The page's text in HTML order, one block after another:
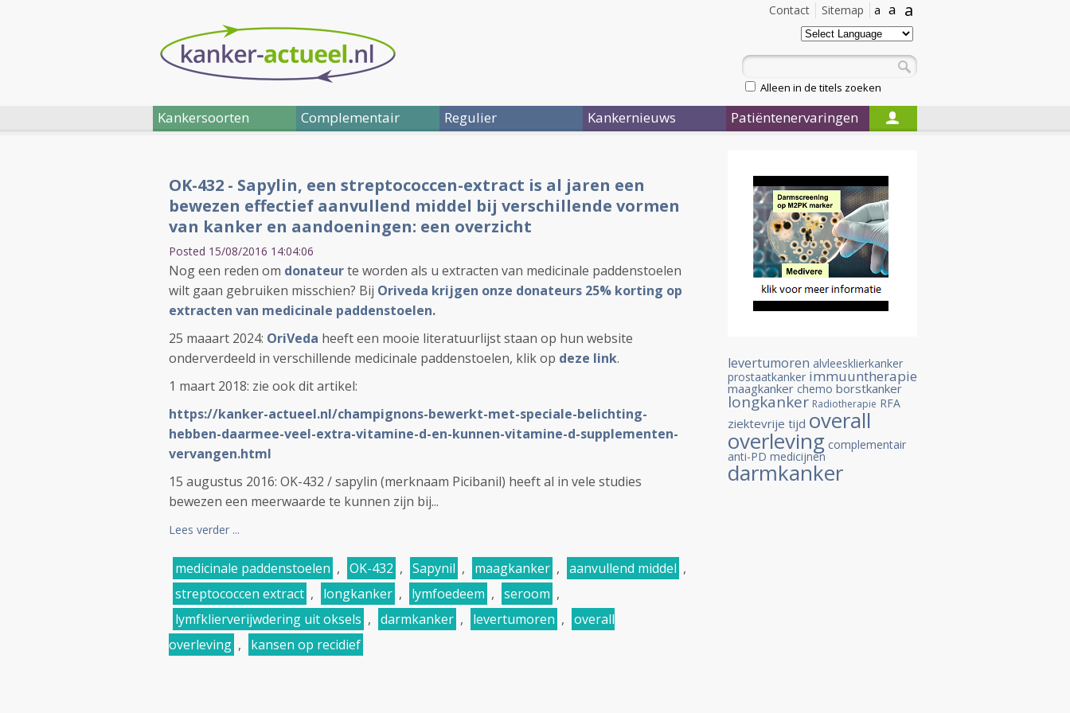
a
a
a
Sitemap
Contact
Alleen in de titels zoeken
Kankersoorten Complementair Regulier Kankernieuws Patiëntenervaringen
OK-432 - Sapylin, een streptococcen-extract is al jaren een
bewezen effectief aanvullend middel bij verschillende vormen
van kanker en aandoeningen: een overzicht
Posted 15/08/2016 14:04:06
Nog een reden om donateurte worden als u extracten van medicinale paddenstoelen
wilt gaan gebruiken misschien? Bij Oriveda krijgen onze donateurs 25% korting op
extracten van medicinale paddenstoelen.
25 maaart 2024: OriVeda heeft een mooie literatuurlijst staan op hun website
onderverdeeld in verschillende medicinale paddenstoelen, klik op deze link.
1 maart 2018: zie ook dit artikel:
https://kanker-actueel.nl/champignons-bewerkt-met-speciale-belichting-
hebben-daarmee-veel-extra-vitamine-d-en-kunnen-vitamine-d-supplementen-
vervangen.html
15 augustus 2016: OK-432 / sapylin (merknaam Picibanil) heeft al in vele studies
bewezen een meerwaarde te kunnen zijn bij...
Lees verder ...
medicinale paddenstoelen , OK-432 , Sapynil , maagkanker , aanvullend middel ,
streptococcen extract , longkanker , lymfoedeem , seroom ,
lymfklierverijwdering uit oksels , darmkanker , levertumoren , overall
overleving , kansen op recidief
levertumoren alvleesklierkanker
prostaatkanker immuuntherapie
maagkanker chemo borstkanker
longkanker Radiotherapie RFA
ziektevrije tijd overall
overleving complementair
anti-PD medicijnen
darmkanker